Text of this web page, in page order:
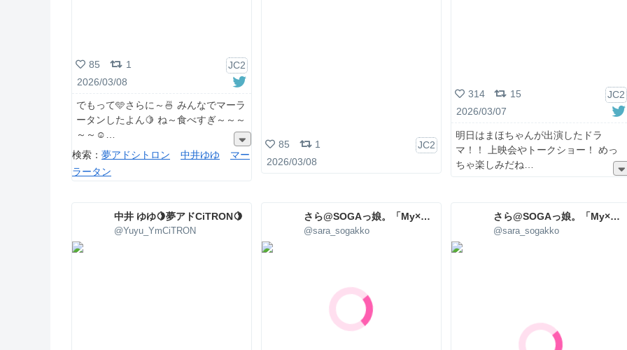
85 1
JC2
2026/03/08
でもって🩵さらに～🍜 みんなでマーラ
ータンしたよん🍋 ね～食べすぎ～～～
～～☺
検索： 夢アドシトロン 中井ゆゆ
マー
ラータン
85 1
JC2
2026/03/08
314 15
JC2
2026/03/07
明日はまほちゃんが出演したドラ
マ！！ 上映会やトークショー！ めっ
ちゃ楽しみだね
中井 ゆゆ🍋夢アドCiTRON🍋
@Yuyu_YmCiTRON
さら@SOGAっ娘。「My×Sis」
@sara_sogakko
さら@SOGAっ娘。「My×Sis」
@sara_sogakko